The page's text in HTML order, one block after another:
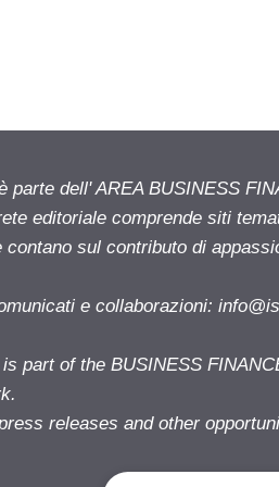
parte dell' AREA BUSINESS
editoriale comprende siti
contano sul contributo di
e collaborazioni:
part of the BUSINESS
releases and other